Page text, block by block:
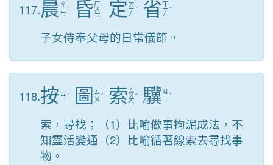
117.晨ㄔ
ㄣ ˊ 昏ㄏ
ㄨ
ㄣ 定 ㄉ
ㄧ
ㄥ
ˋ 省 ㄒ
ㄧ
ㄥ
ˇ
子女侍奉父母的日常儀節。
118.按ㄢˋ 圖 ㄊ
ㄨ ˊ 索 ㄙ
ㄨ
ㄛ
ˇ 驥 ㄐ
ㄧˋ
索，尋找；（1）比喻做事拘泥成法，不
知靈活變通（2）比喻循著線索去尋找事
物。